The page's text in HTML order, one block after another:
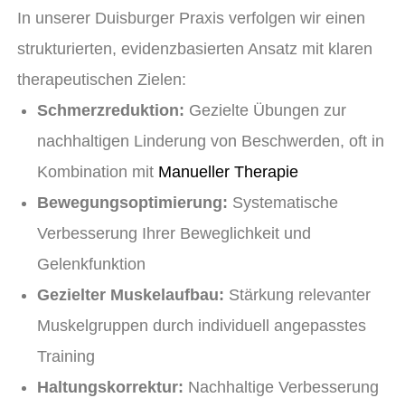
In unserer Duisburger Praxis verfolgen wir einen
strukturierten, evidenzbasierten Ansatz mit klaren
therapeutischen Zielen:
Schmerzreduktion: Gezielte Übungen zur
nachhaltigen Linderung von Beschwerden, oft in
Kombination mit Manueller Therapie
Bewegungsoptimierung: Systematische
Verbesserung Ihrer Beweglichkeit und
Gelenkfunktion
Gezielter Muskelaufbau: Stärkung relevanter
Muskelgruppen durch individuell angepasstes
Training
Haltungskorrektur: Nachhaltige Verbesserung